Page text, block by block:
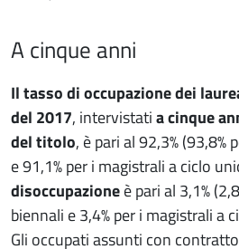
A cinque anni
Il tasso di occupazione dei
del 2017, intervistatia cinque
del titolo, è pari al 92,3%
e 91,1% per i magistrali a ciclo
disoccupazioneè pari al 3,1%
biennali e 3,4% per i magistrali a
Gli occupati assunti con contratto